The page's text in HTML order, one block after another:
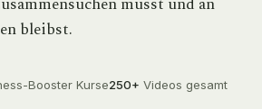
bleibst.
Booster Kurse250+ Videos gesamt